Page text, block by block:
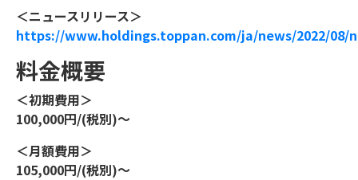
＜ニュースリリース＞
https://www.holdings.toppan.com/ja/news/2022/08/
料金概要
＜初期費用＞
100,000円/(税別)〜
＜月額費用＞
105,000円/(税別)〜